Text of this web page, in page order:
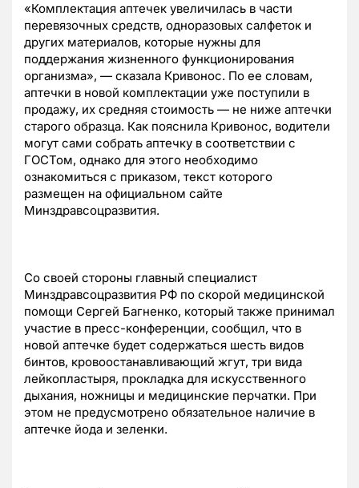
«Комплектация аптечек увеличилась в части
перевязочных средств, одноразовых салфеток и
других материалов, которые нужны для
поддержания жизненного функционирования
организма», — сказала Кривонос. По ее словам,
аптечки в новой комплектации уже поступили в
продажу, их средняя стоимость — не ниже аптечки
старого образца. Как пояснила Кривонос, водители
могут сами собрать аптечку в соответствии с
ГОСТом, однако для этого необходимо
ознакомиться с приказом, текст которого
размещен на официальном сайте
Минздравсоцразвития.
Со своей стороны главный специалист
Минздравсоцразвития РФ по скорой медицинской
помощи Сергей Багненко, который также принимал
участие в пресс-конференции, сообщил, что в
новой аптечке будет содержаться шесть видов
бинтов, кровоостанавливающий жгут, три вида
лейкопластыря, прокладка для искусственного
дыхания, ножницы и медицинские перчатки. При
этом не предусмотрено обязательное наличие в
аптечке йода и зеленки.